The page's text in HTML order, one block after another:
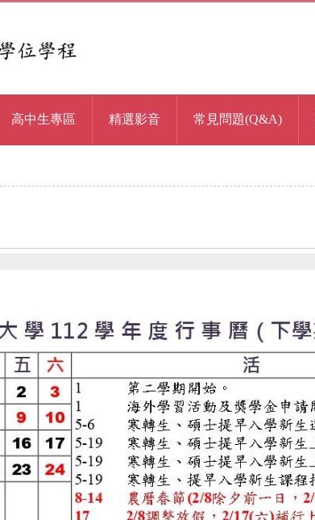
高中生專區 精選影音 常見問題(Q&A)